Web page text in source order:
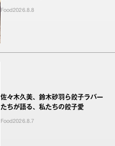
Food2026.8.8
佐々木久美、鈴木砂羽ら餃子ラバー
たちが語る、私たちの餃子愛
Food2026.8.7